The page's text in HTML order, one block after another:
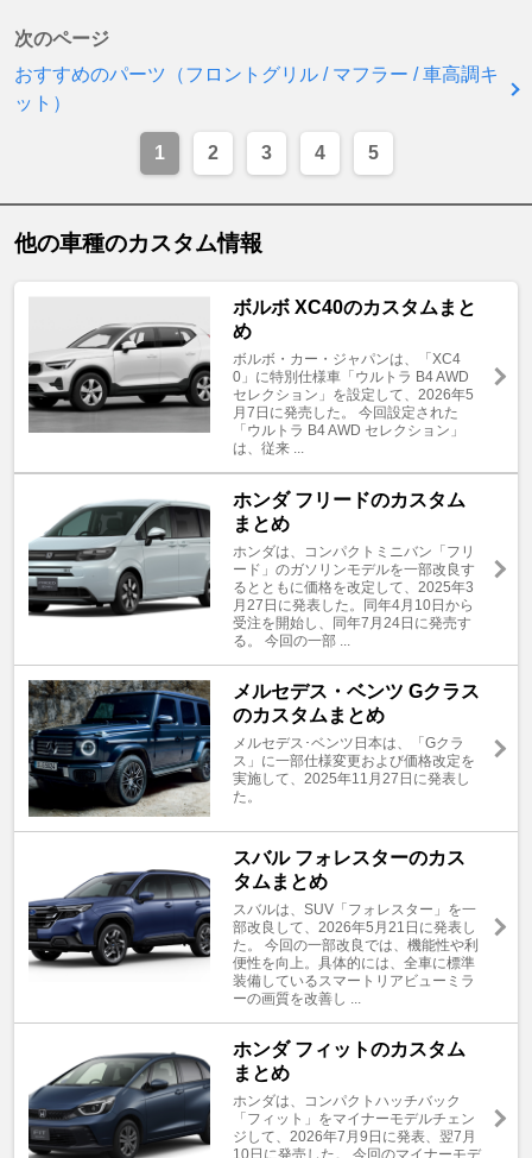
次のページ
おすすめのパーツ（フロントグリル / マフラー / 車高調キ
ット）
1 2 3 4 5
他の車種のカスタム情報
ボルボ XC40のカスタムまと
め
ボルボ・カー・ジャパンは、「XC4
0」に特別仕様車「ウルトラ B4 AWD
セレクション」を設定して、2026年5
月7日に発売した。 今回設定された
「ウルトラ B4 AWD セレクション」
は、従来 ...
ホンダ フリードのカスタム
まとめ
ホンダは、コンパクトミニバン「フリ
ード」のガソリンモデルを一部改良す
るとともに価格を改定して、2025年3
月27日に発表した。同年4月10日から
受注を開始し、同年7月24日に発売す
る。 今回の一部 ...
メルセデス・ベンツ Gクラス
のカスタムまとめ
メルセデス･ベンツ日本は、「Gクラ
ス」に一部仕様変更および価格改定を
実施して、2025年11月27日に発表し
た。
スバル フォレスターのカス
タムまとめ
スバルは、SUV「フォレスター」を一
部改良して、2026年5月21日に発表し
た。 今回の一部改良では、機能性や利
便性を向上。具体的には、全車に標準
装備しているスマートリアビューミラ
ーの画質を改善し ...
ホンダ フィットのカスタム
まとめ
ホンダは、コンパクトハッチバック
「フィット」をマイナーモデルチェン
ジして、2026年7月9日に発表、翌7月
10日に発売した。 今回のマイナーモデ